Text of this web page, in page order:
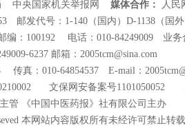
中央国家机关举报网 媒体合作： 人民
邮发代号：1-140（国内）D-1138（国外
：100192 电话：010-84249009 业务
6237 邮箱：2005tcm@sina.com
传真：010-64854537 E-mail：
文保网安备案号1101050052
管 《中国中医药报》社有限公司主办
本网站内容版权所有未经许可禁止转载